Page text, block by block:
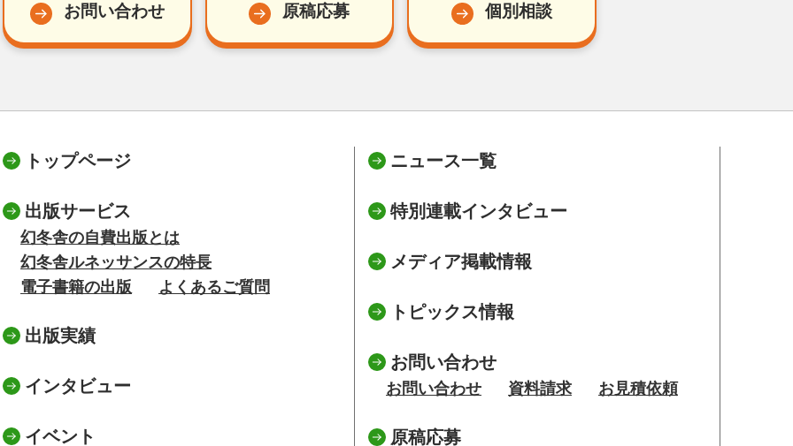
お問い合わせ 原稿応募 個別相談
トップページ
出版サービス
幻冬舎の自費出版とは
幻冬舎ルネッサンスの特長
電子書籍の出版
よくあるご質問
出版実績
インタビュー
イベント
ニュース一覧
特別連載インタビュー
メディア掲載情報
トピックス情報
お問い合わせ
お問い合わせ 資料請求 お見積依頼
原稿応募